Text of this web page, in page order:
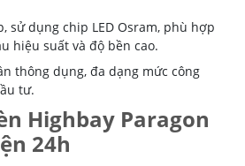
sử dụng chip LED Osram, phù hợp
hiệu suất và độ bền cao.
thông dụng, đa dạng mức công
tư.
Highbay Paragon
24h